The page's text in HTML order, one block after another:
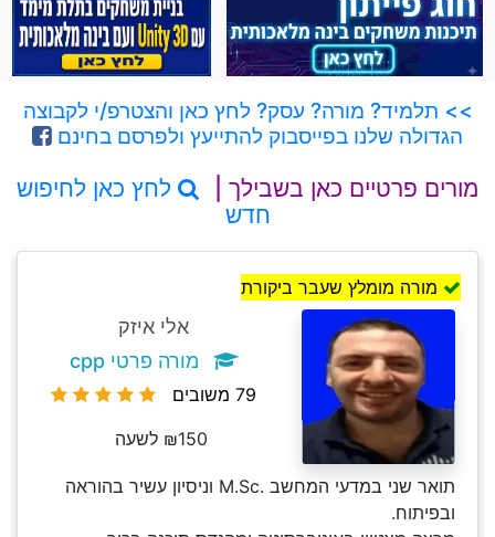
>> תלמיד? מורה? עסק? לחץ כאן והצטרפ/י לקבוצה
הגדולה שלנו בפייסבוק להתייעץ ולפרסם בחינם
מורים פרטיים כאן בשבילך |
לחץ כאן לחיפוש
חדש
מורה מומלץ שעבר ביקורת
אלי איזק
מורה פרטי cpp
79 משובים
₪150 לשעה
תואר שני במדעי המחשב .M.Sc וניסיון עשיר בהוראה
ובפיתוח.